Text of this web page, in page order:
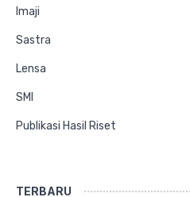
Imaji
Sastra
Lensa
SMI
Publikasi Hasil Riset
TERBARU